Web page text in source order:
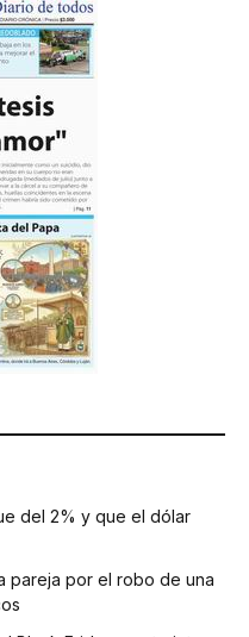
del 2% y que el dólar
pareja por el robo de una